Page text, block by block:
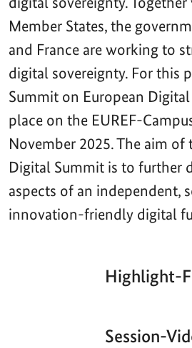
Member States, the
and France are working to
digital sovereignty. For this
Summit on European
place on the EUREF-
November 2025. The aim of
Digital Summit is to further
aspects of an independent,
innovation-friendly digital
Highlight-
Session-